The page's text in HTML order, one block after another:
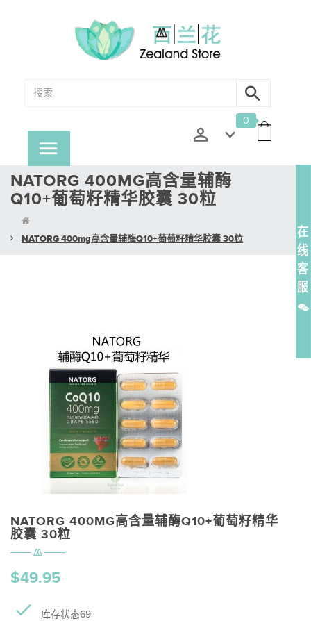
0
NATORG 400MG高含量辅酶
Q10+葡萄籽精华胶囊 30粒
NATORG 400mg高含量辅酶Q10+葡萄籽精华胶囊 30粒
NATORG 400MG高含量辅酶Q10+葡萄籽精华
胶囊 30粒
$49.95
库存状态69